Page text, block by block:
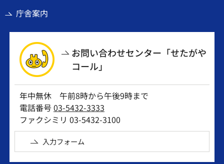
庁舎案内
お問い合わせセンター「せたがや
コール」
年中無休 午前8時から午後9時まで
電話番号03-5432-3333
ファクシミリ 03-5432-3100
入力フォーム